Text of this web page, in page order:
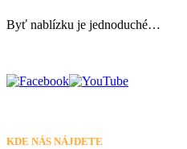
Byť nablízku je jednoduché…
KDE NÁS NÁJDETE